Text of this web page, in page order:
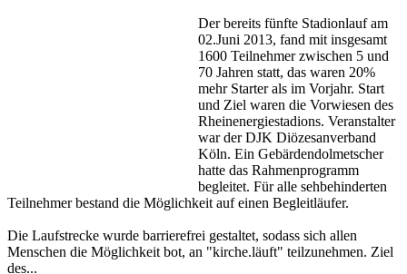
Der bereits fünfte Stadionlauf am
02.Juni 2013, fand mit insgesamt
1600 Teilnehmer zwischen 5 und
70 Jahren statt, das waren 20%
mehr Starter als im Vorjahr. Start
und Ziel waren die Vorwiesen des
Rheinenergiestadions. Veranstalter
war der DJK Diözesanverband
Köln. Ein Gebärdendolmetscher
hatte das Rahmenprogramm
begleitet. Für alle sehbehinderten
Teilnehmer bestand die Möglichkeit auf einen Begleitläufer.
Die Laufstrecke wurde barrierefrei gestaltet, sodass sich allen
Menschen die Möglichkeit bot, an "kirche.läuft" teilzunehmen. Ziel
des...